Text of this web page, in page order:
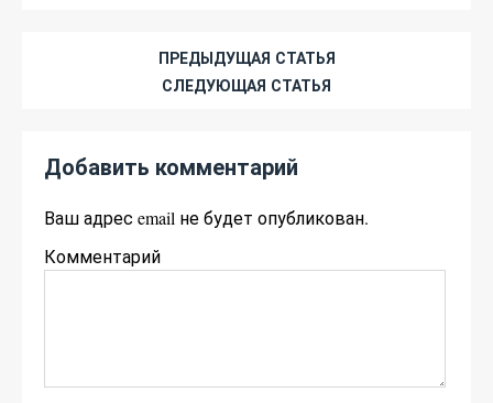
ПРЕДЫДУЩАЯ СТАТЬЯ
СЛЕДУЮЩАЯ СТАТЬЯ
Добавить комментарий
Ваш адрес email не будет опубликован.
Комментарий